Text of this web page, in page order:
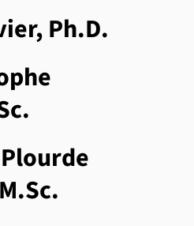
Ph.D.